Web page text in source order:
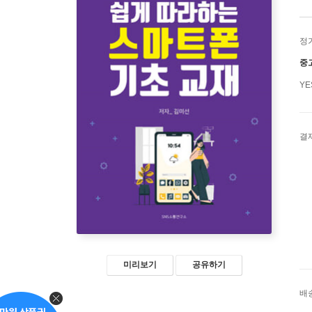
미리보기 공유하기
정
중
결
배